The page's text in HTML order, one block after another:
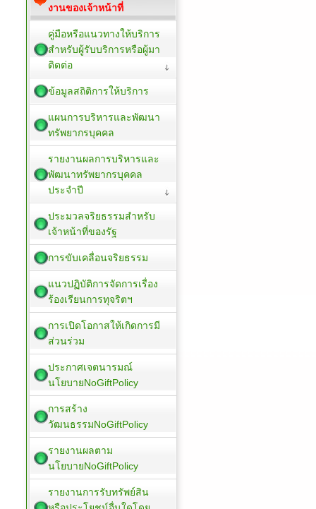
งานของเจ้าหน้าที่
คู่มือหรือแนวทางให้บริการ
สำหรับผู้รับบริการหรือผู้มา
ติดต่อ
ข้อมูลสถิติการให้บริการ
แผนการบริหารและพัฒนา
ทรัพยากรบุคคล
รายงานผลการบริหารและ
พัฒนาทรัพยากรบุคคล
ประจำปี
ประมวลจริยธรรมสำหรับ
เจ้าหน้าที่ของรัฐ
การขับเคลื่อนจริยธรรม
แนวปฏิบัติการจัดการเรื่อง
ร้องเรียนการทุจริตฯ
การเปิดโอกาสให้เกิดการมี
ส่วนร่วม
ประกาศเจตนารมณ์
นโยบายNoGiftPolicy
การสร้าง
วัฒนธรรมNoGiftPolicy
รายงานผลตาม
นโยบายNoGiftPolicy
รายงานการรับทรัพย์สิน